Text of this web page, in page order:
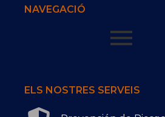
NAVEGACIÓ
ELS NOSTRES SERVEIS